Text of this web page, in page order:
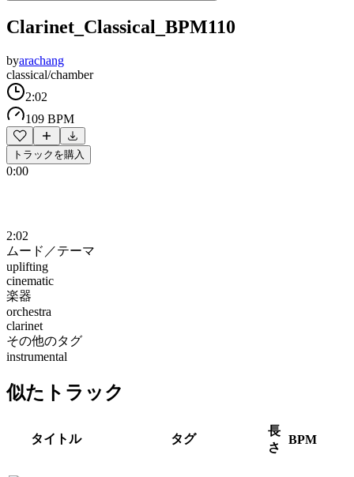
Clarinet_Classical_BPM110
byarachang
classical/chamber
2:02
109 BPM
トラックを購入
0:00
2:02
ムード／テーマ
uplifting
cinematic
楽器
orchestra
clarinet
その他のタグ
instrumental
似たトラック
タイトル タグ
長
さ
BPM